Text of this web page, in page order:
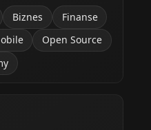
Biznes
Finanse
Open Source